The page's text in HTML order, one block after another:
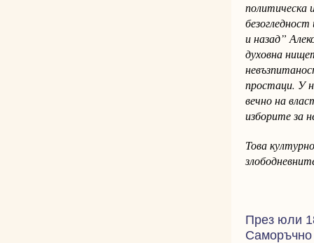
политическа
и назад”
духовна
простаци. У
вечно на
изборите за
Това
През юли
Саморъчно